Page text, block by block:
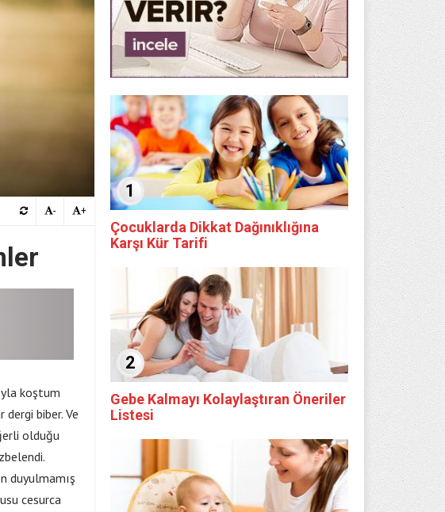
+
-
koştum
biber. Ve
olduğu
duyulmamış
cesurca
1
Çocuklarda Dikkat Dağınıklığına
Karşı Kür Tarifi
2
Gebe Kalmayı Kolaylaştıran Öneriler
Listesi